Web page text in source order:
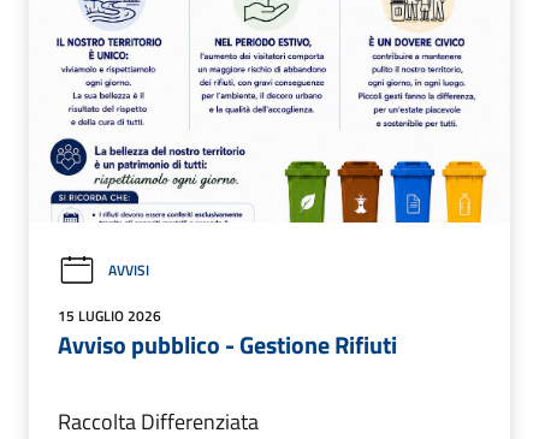
AVVISI
15 LUGLIO 2026
Avviso pubblico - Gestione Rifiuti
Raccolta Differenziata